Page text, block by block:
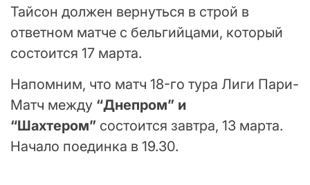
Тайсон должен вернуться в строй в
ответном матче с бельгийцами, который
состоится 17 марта.
Напомним, что матч 18-го тура Лиги Пари-
Матч между “Днепром” и
“Шахтером” состоится завтра, 13 марта.
Начало поединка в 19.30.